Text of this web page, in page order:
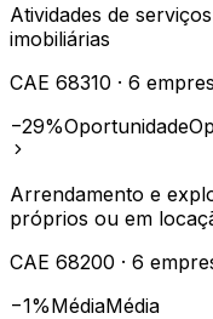
Atividades de
imobiliárias
CAE 68310 · 6
−29%Oportunidade
Arrendamento e
próprios ou em
CAE 68200 · 6
−1%MédiaMédia